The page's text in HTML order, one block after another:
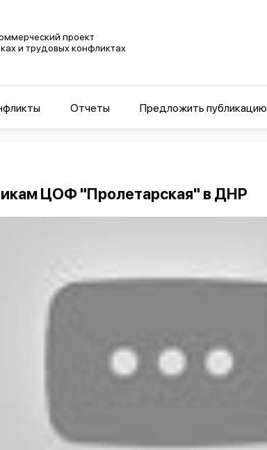
проект
и трудовых конфликтах
Отчеты Предложить публикацию
ЦОФ "Пролетарская" в ДНР